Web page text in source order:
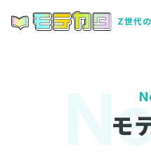
Z世代
モ